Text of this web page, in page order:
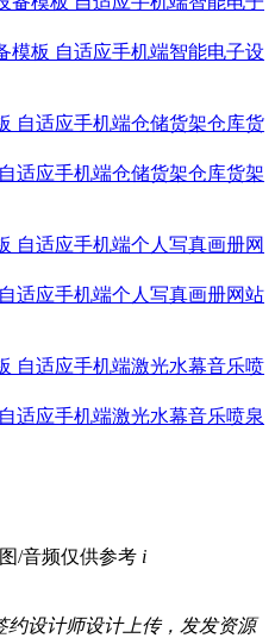
模板 自适应手机端智能电子设
适应手机端仓储货架仓库货架
适应手机端个人写真画册网站
适应手机端激光水幕音乐喷泉
/音频仅供参考 i
约设计师设计上传，发发资源